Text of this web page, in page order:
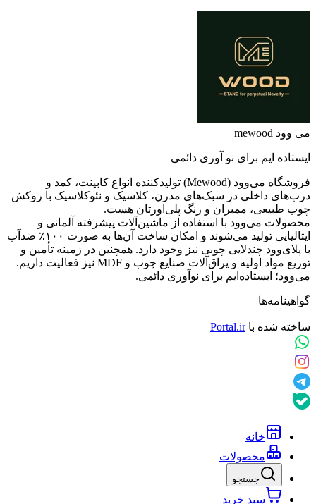
می وود mewood
ایستاده ایم برای نو آوری دائمی
فروشگاه می‌وود (Mewood) تولیدکننده انواع کابینت، کمد و
درب‌های داخلی در سبک‌های مدرن، کلاسیک و نئوکلاسیک با روکش
چوب طبیعی، ممبران و رنگ پلی‌اورتان هست.
محصولات می‌وود با استفاده از ماشین‌آلات پیشرفته آلمانی و
ایتالیایی تولید می‌شوند و امکان ساخت آن‌ها به صورت ۱۰۰٪ ضدآب
با پلای‌وود چندلایی چوبی نیز وجود دارد. همچنین در زمینه تأمین و
توزیع مواد اولیه و یراق‌آلات صنایع چوب و MDF نیز فعالیت داریم.
می‌وود؛ ایستاده‌ایم برای نوآوری دائمی.
گواهینامه‌ها
ساخته شده باPortal.ir
خانه
محصولات
جستجو
سبد خرید